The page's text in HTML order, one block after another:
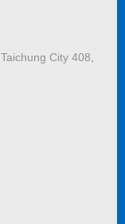
City 408,